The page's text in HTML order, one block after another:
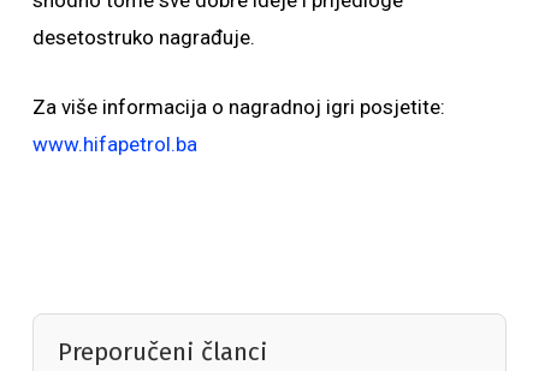
desetostruko nagrađuje.
Za više informacija o nagradnoj igri posjetite:
www.hifapetrol.ba
Preporučeni članci